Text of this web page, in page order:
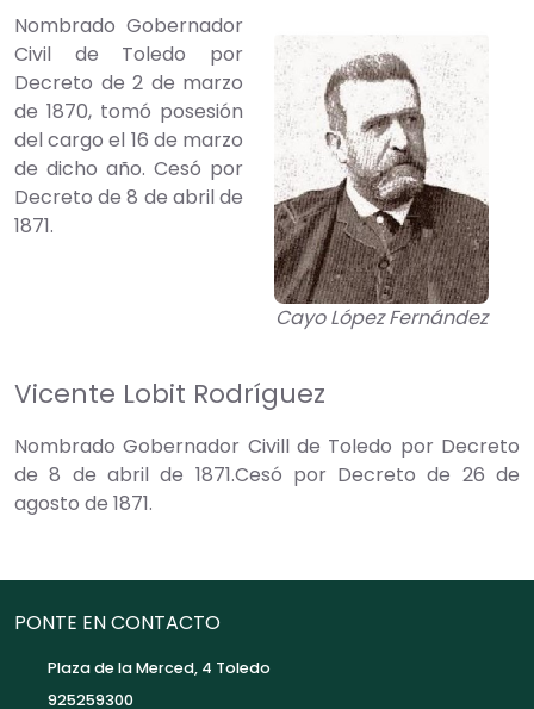
Cayo López Fernández
Nombrado Gobernador
Civil de Toledo por
Decreto de 2 de marzo
de 1870, tomó posesión
del cargo el 16 de marzo
de dicho año. Cesó por
Decreto de 8 de abril de
1871.
Vicente Lobit Rodríguez
Nombrado Gobernador Civill de Toledo por Decreto
de 8 de abril de 1871.Cesó por Decreto de 26 de
agosto de 1871.
PONTE EN CONTACTO
Plaza de la Merced, 4 Toledo
925259300